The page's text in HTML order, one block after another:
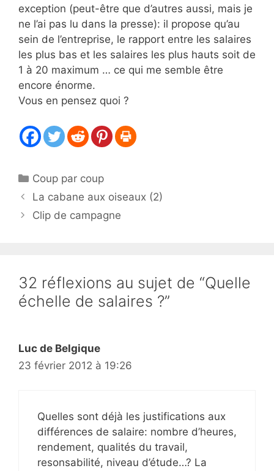
exception (peut-être que d’autres aussi, mais je
ne l’ai pas lu dans la presse): il propose qu’au
sein de l’entreprise, le rapport entre les salaires
les plus bas et les salaires les plus hauts soit de
1 à 20 maximum … ce qui me semble être
encore énorme.
Vous en pensez quoi ?
Catégories
Coup par coup
La cabane aux oiseaux (2)
Clip de campagne
32 réflexions au sujet de “Quelle
échelle de salaires ?”
Luc de Belgique
23 février 2012 à 19:26
Quelles sont déjà les justifications aux
différences de salaire: nombre d’heures,
rendement, qualités du travail,
resonsabilité, niveau d’étude…? La